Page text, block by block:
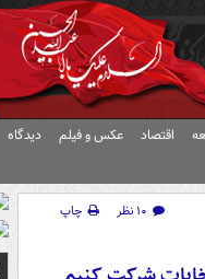
اقتصاد عکس و فیلم دیدگاه
۱۰ نظر
چاپ